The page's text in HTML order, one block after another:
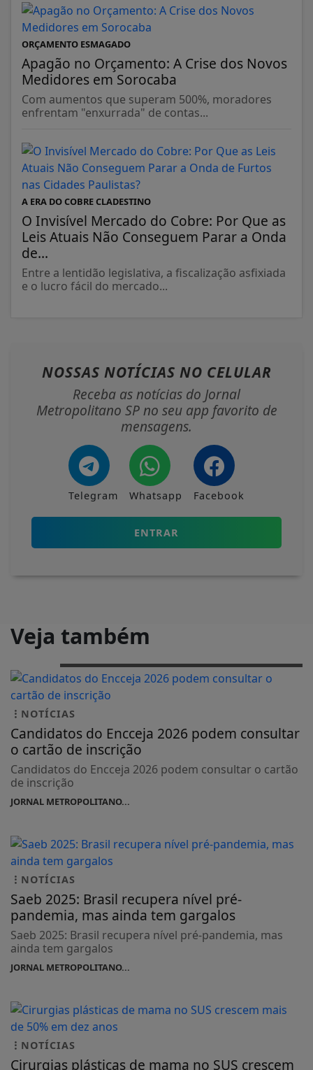
ORÇAMENTO ESMAGADO
Apagão no Orçamento: A Crise dos Novos
Medidores em Sorocaba
Com aumentos que superam 500%, moradores
enfrentam "enxurrada" de contas...
A ERA DO COBRE CLADESTINO
O Invisível Mercado do Cobre: Por Que as
Leis Atuais Não Conseguem Parar a Onda
de...
Entre a lentidão legislativa, a fiscalização asfixiada
e o lucro fácil do mercado...
NOSSAS NOTÍCIAS NO CELULAR
Receba as notícias do Jornal
Metropolitano SP no seu app favorito de
mensagens.
Telegram Whatsapp Facebook
ENTRAR
Veja também
NOTÍCIAS
Candidatos do Encceja 2026 podem consultar
o cartão de inscrição
Candidatos do Encceja 2026 podem consultar o cartão
de inscrição
JORNAL METROPOLITANO...
NOTÍCIAS
Saeb 2025: Brasil recupera nível pré-
pandemia, mas ainda tem gargalos
Saeb 2025: Brasil recupera nível pré-pandemia, mas
ainda tem gargalos
JORNAL METROPOLITANO...
NOTÍCIAS
Cirurgias plásticas de mama no SUS crescem